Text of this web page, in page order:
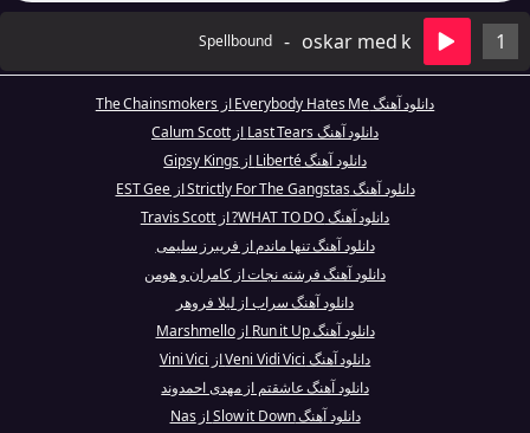
1
oskar med k
-
Spellbound
دانلود آهنگ Everybody Hates Me از The Chainsmokers
دانلود آهنگ Last Tears از Calum Scott
دانلود آهنگ Liberté از Gipsy Kings
دانلود آهنگ Strictly For The Gangstas از EST Gee
دانلود آهنگ WHAT TO DO? از Travis Scott
دانلود آهنگ تنها ماندم از فريبرز سليمى
دانلود آهنگ فرشته نجات از کامران و هومن
دانلود آهنگ سراب از لیلا فروهر
دانلود آهنگ Run it Up از Marshmello
دانلود آهنگ Veni Vidi Vici از Vini Vici
دانلود آهنگ عاشقتم از مهدی احمدوند
دانلود آهنگ Slow it Down از Nas